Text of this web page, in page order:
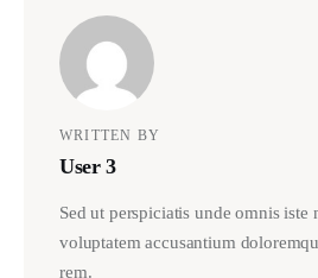
WRITTEN BY
User 3
Sed ut perspiciatis unde omnis iste
voluptatem accusantium
rem.